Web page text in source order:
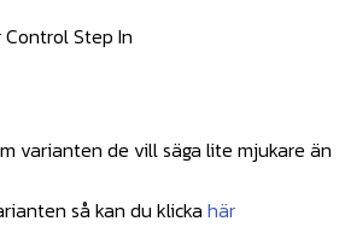
Control Step In
varianten de vill säga lite mjukare än
så kan du klicka här